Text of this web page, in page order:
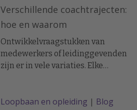
professionals ergens ‘vastlopen’
als ze zo rond de dertig of veertig
zijn.
Verschillende coachtrajecten:
hoe en waarom
Ontwikkelvraagstukken van
medewerkers of leidinggevenden
zijn er in vele variaties. Elke
weer anders.
Loopbaan en opleiding | Blog